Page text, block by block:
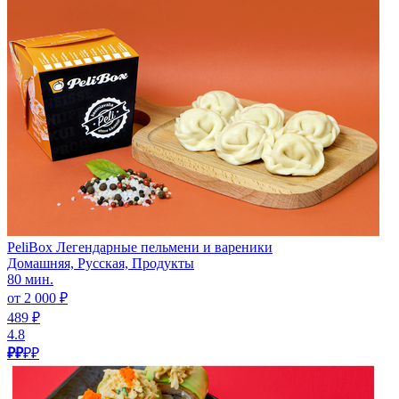
PeliBox Легендарные пельмени и вареники
Домашняя, Русская, Продукты
80 мин.
от 2 000 ₽
489 ₽
4.8
₽₽₽₽